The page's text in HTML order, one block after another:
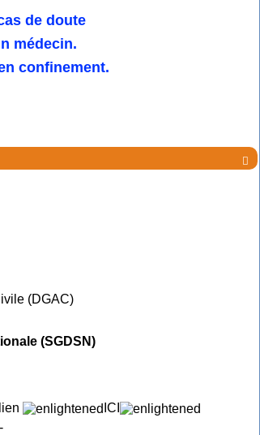
de doute
médecin.
confinement.

(DGAC)
(SGDSN)
ICI